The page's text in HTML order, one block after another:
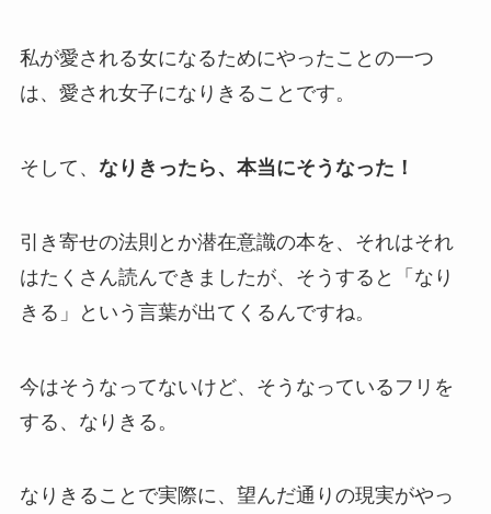
私が愛される女になるためにやったことの一つ
は、愛され女子になりきることです。
そして、 なりきったら、本当にそうなった！
引き寄せの法則とか潜在意識の本を、それはそれ
はたくさん読んできましたが、そうすると「なり
きる」という言葉が出てくるんですね。
今はそうなってないけど、そうなっているフリを
する、なりきる。
なりきることで実際に、望んだ通りの現実がやっ